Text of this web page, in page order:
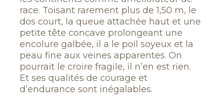
race. Toisant rarement plus de 1,50 m, le
dos court, la queue attachée haut et une
petite tête concave prolongeant une
encolure galbée, il a le poil soyeux et la
peau fine aux veines apparentes. On
pourrait le croire fragile, il n’en est rien.
Et ses qualités de courage et
d’endurance sont inégalables.